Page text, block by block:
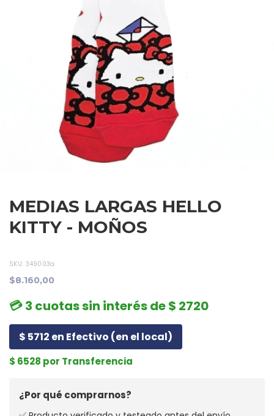
MEDIAS LARGAS HELLO
KITTY - MOÑOS
SKU: 349003a
$8.160,00
💳 3 cuotas sin interés de $ 2720
$ 5712 en Efectivo (en el local)
$ 6528 por Transferencia
¿Por qué comprarnos?